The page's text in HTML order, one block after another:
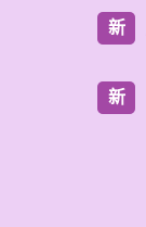
新
新